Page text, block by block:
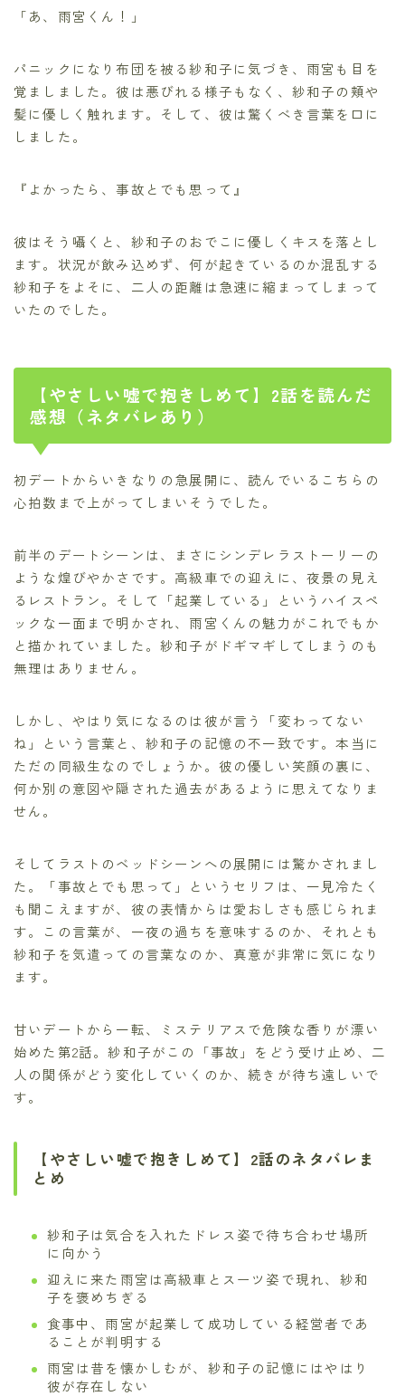
「あ、雨宮くん！」
パニックになり布団を被る紗和子に気づき、雨宮も目を
覚ましました。彼は悪びれる様子もなく、紗和子の頬や
髪に優しく触れます。そして、彼は驚くべき言葉を口に
しました。
『よかったら、事故とでも思って』
彼はそう囁くと、紗和子のおでこに優しくキスを落とし
ます。状況が飲み込めず、何が起きているのか混乱する
紗和子をよそに、二人の距離は急速に縮まってしまって
いたのでした。
【やさしい嘘で抱きしめて】2話を読んだ
感想（ネタバレあり）
初デートからいきなりの急展開に、読んでいるこちらの
心拍数まで上がってしまいそうでした。
前半のデートシーンは、まさにシンデレラストーリーの
ような煌びやかさです。高級車での迎えに、夜景の見え
るレストラン。そして「起業している」というハイスペ
ックな一面まで明かされ、雨宮くんの魅力がこれでもか
と描かれていました。紗和子がドギマギしてしまうのも
無理はありません。
しかし、やはり気になるのは彼が言う「変わってない
ね」という言葉と、紗和子の記憶の不一致です。本当に
ただの同級生なのでしょうか。彼の優しい笑顔の裏に、
何か別の意図や隠された過去があるように思えてなりま
せん。
そしてラストのベッドシーンへの展開には驚かされまし
た。「事故とでも思って」というセリフは、一見冷たく
も聞こえますが、彼の表情からは愛おしさも感じられま
す。この言葉が、一夜の過ちを意味するのか、それとも
紗和子を気遣っての言葉なのか、真意が非常に気になり
ます。
甘いデートから一転、ミステリアスで危険な香りが漂い
始めた第2話。紗和子がこの「事故」をどう受け止め、二
人の関係がどう変化していくのか、続きが待ち遠しいで
す。
【やさしい嘘で抱きしめて】2話のネタバレま
とめ
紗和子は気合を入れたドレス姿で待ち合わせ場所
に向かう
迎えに来た雨宮は高級車とスーツ姿で現れ、紗和
子を褒めちぎる
食事中、雨宮が起業して成功している経営者であ
ることが判明する
雨宮は昔を懐かしむが、紗和子の記憶にはやはり
彼が存在しない